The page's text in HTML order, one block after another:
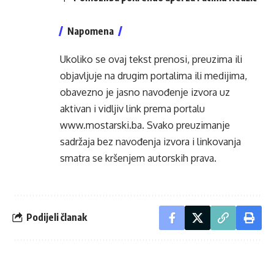
Napomena
Ukoliko se ovaj tekst prenosi, preuzima ili
objavljuje na drugim portalima ili medijima,
obavezno je jasno navođenje izvora uz
aktivan i vidljiv link prema portalu
www.mostarski.ba. Svako preuzimanje
sadržaja bez navođenja izvora i linkovanja
smatra se kršenjem autorskih prava.
Podijeli članak